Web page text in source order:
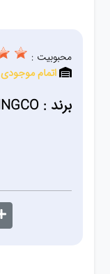
ابزار
بادی
محبوبیت :
اتمام موجودی
برند : INGCO